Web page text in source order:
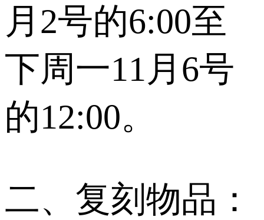
月2号的6:00至
下周一11月6号
的12:00。
二、复刻物品：